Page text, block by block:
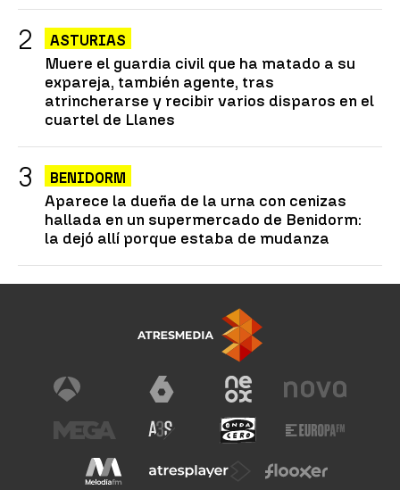
ASTURIAS
Muere el guardia civil que ha matado a su
expareja, también agente, tras
atrincherarse y recibir varios disparos en el
cuartel de Llanes
BENIDORM
Aparece la dueña de la urna con cenizas
hallada en un supermercado de Benidorm:
la dejó allí porque estaba de mudanza